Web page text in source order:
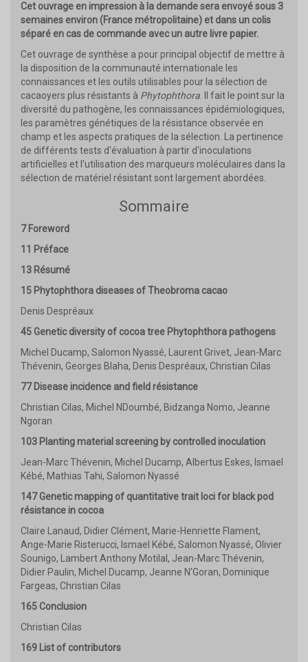
Cet ouvrage en impression à la demande sera envoyé sous 3
semaines environ (France métropolitaine) et dans un colis
séparé en cas de commande avec un autre livre papier.
Cet ouvrage de synthèse a pour principal objectif de mettre à
la disposition de la communauté internationale les
connaissances et les outils utilisables pour la sélection de
cacaoyers plus résistants à Phytophthora. Il fait le point sur la
diversité du pathogène, les connaissances épidémiologiques,
les paramètres génétiques de la résistance observée en
champ et les aspects pratiques de la sélection. La pertinence
de différents tests d'évaluation à partir d'inoculations
artificielles et l'utilisation des marqueurs moléculaires dans la
sélection de matériel résistant sont largement abordées.
Sommaire
7 Foreword
11 Préface
13 Résumé
15 Phytophthora diseases of Theobroma cacao
Denis Despréaux
45 Genetic diversity of cocoa tree Phytophthora pathogens
Michel Ducamp, Salomon Nyassé, Laurent Grivet, Jean-Marc
Thévenin, Georges Blaha, Denis Despréaux, Christian Cilas
77 Disease incidence and field résistance
Christian Cilas, Michel NDoumbé, Bidzanga Nomo, Jeanne
Ngoran
103 Planting material screening by controlled inoculation
Jean-Marc Thévenin, Michel Ducamp, Albertus Eskes, Ismael
Kébé, Mathias Tahi, Salomon Nyassé
147 Genetic mapping of quantitative trait loci for black pod
résistance in cocoa
Claire Lanaud, Didier Clément, Marie-Henriette Flament,
Ange-Marie Risterucci, Ismael Kébé, Salomon Nyassé, Olivier
Sounigo, Lambert Anthony Motilal, Jean-Marc Thévenin,
Didier Paulin, Michel Ducamp, Jeanne N'Goran, Dominique
Fargeas, Christian Cilas
165 Conclusion
Christian Cilas
169 List of contributors